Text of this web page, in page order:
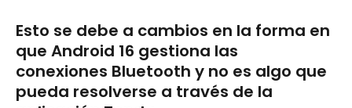
Esto se debe a cambios en la forma en
que Android 16 gestiona las
conexiones Bluetooth y no es algo que
pueda resolverse a través de la